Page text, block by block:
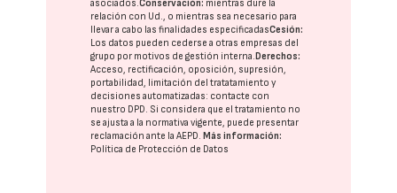
asociados.Conservación: mientras dure la
relación con Ud., o mientras sea necesario para
llevar a cabo las finalidades especificadasCesión:
Los datos pueden cederse a otras empresas del
grupo por motivos de gestión interna.Derechos:
Acceso, rectificación, oposición, supresión,
portabilidad, limitación del tratatamiento y
decisiones automatizadas: contacte con
nuestro DPD. Si considera que el tratamiento no
se ajusta a la normativa vigente, puede presentar
reclamación ante laAEPD.Más información:
Política de Protección de Datos